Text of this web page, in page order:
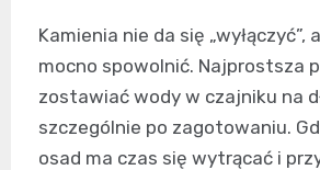
Kamienia nie da się „wyłączyć”,
mocno spowolnić. Najprostsza
zostawiać wody w czajniku na
szczególnie po zagotowaniu.
osad ma czas się wytrącać i